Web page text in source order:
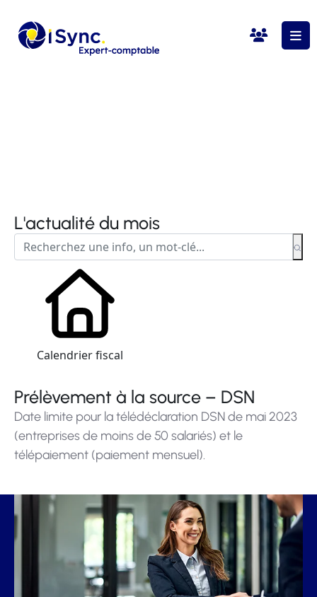
L'actualité du mois
Calendrier fiscal
Prélèvement à la source – DSN
Date limite pour la télédéclaration DSN de mai 2023
(entreprises de moins de 50 salariés) et le
télépaiement (paiement mensuel).